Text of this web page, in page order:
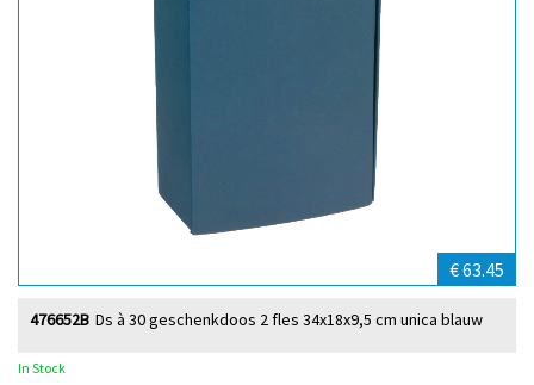
€ 63.45
Ds à 30 geschenkdoos 2 fles 34x18x9,5 cm unica blauw
476652B
In Stock